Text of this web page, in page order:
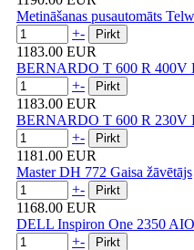
Metināšanas pusautomāts
+-
1183.00 EUR
BERNARDO T 600 R 400V
+-
1183.00 EUR
BERNARDO T 600 R 230V
+-
1181.00 EUR
Master DH 772 Gaisa žāvētājs
+-
1168.00 EUR
DELL Inspiron One 2350
+-